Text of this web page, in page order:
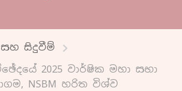
සිදුවීම්
2025 වාර්ෂික මහා සභා
NSBM හරිත විශ්ව